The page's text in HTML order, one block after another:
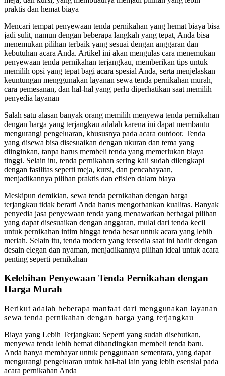
praktis dan hemat biaya
Mencari tempat penyewaan tenda pernikahan yang hemat biaya bisa
jadi sulit, namun dengan beberapa langkah yang tepat, Anda bisa
menemukan pilihan terbaik yang sesuai dengan anggaran dan
kebutuhan acara Anda. Artikel ini akan mengulas cara menemukan
penyewaan tenda pernikahan terjangkau, memberikan tips untuk
memilih opsi yang tepat bagi acara spesial Anda, serta menjelaskan
keuntungan menggunakan layanan sewa tenda pernikahan murah,
cara pemesanan, dan hal-hal yang perlu diperhatikan saat memilih
penyedia layanan
Salah satu alasan banyak orang memilih menyewa tenda pernikahan
dengan harga yang terjangkau adalah karena ini dapat membantu
mengurangi pengeluaran, khususnya pada acara outdoor. Tenda
yang disewa bisa disesuaikan dengan ukuran dan tema yang
diinginkan, tanpa harus membeli tenda yang memerlukan biaya
tinggi. Selain itu, tenda pernikahan sering kali sudah dilengkapi
dengan fasilitas seperti meja, kursi, dan pencahayaan,
menjadikannya pilihan praktis dan efisien dalam biaya
Meskipun demikian, sewa tenda pernikahan dengan harga
terjangkau tidak berarti Anda harus mengorbankan kualitas. Banyak
penyedia jasa penyewaan tenda yang menawarkan berbagai pilihan
yang dapat disesuaikan dengan anggaran, mulai dari tenda kecil
untuk pernikahan intim hingga tenda besar untuk acara yang lebih
meriah. Selain itu, tenda modern yang tersedia saat ini hadir dengan
desain elegan dan nyaman, menjadikannya pilihan ideal untuk acara
penting seperti pernikahan
Kelebihan Penyewaan Tenda Pernikahan dengan
Harga Murah
Berikut adalah beberapa manfaat dari menggunakan layanan
sewa tenda pernikahan dengan harga yang terjangkau
Biaya yang Lebih Terjangkau: Seperti yang sudah disebutkan,
menyewa tenda lebih hemat dibandingkan membeli tenda baru.
Anda hanya membayar untuk penggunaan sementara, yang dapat
mengurangi pengeluaran untuk hal-hal lain yang lebih esensial pada
acara pernikahan Anda